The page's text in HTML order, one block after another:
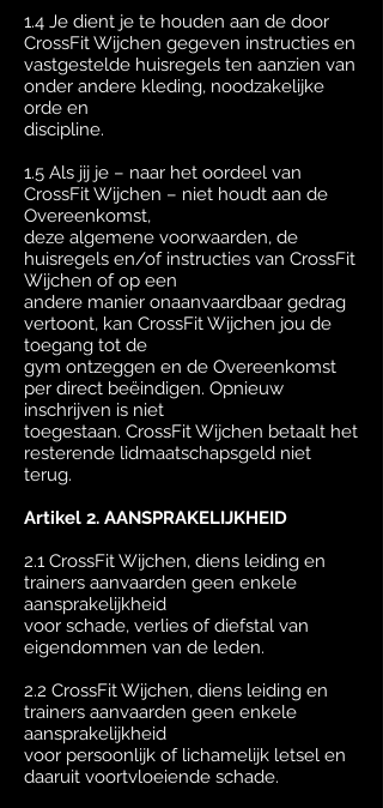
1.4 Je dient je te houden aan de door
CrossFit Wijchen gegeven instructies en
vastgestelde huisregels ten aanzien van
onder andere kleding, noodzakelijke
orde en
discipline.
1.5 Als jij je – naar het oordeel van
CrossFit Wijchen – niet houdt aan de
Overeenkomst,
deze algemene voorwaarden, de
huisregels en/of instructies van CrossFit
Wijchen of op een
andere manier onaanvaardbaar gedrag
vertoont, kan CrossFit Wijchen jou de
toegang tot de
gym ontzeggen en de Overeenkomst
per direct beëindigen. Opnieuw
inschrijven is niet
toegestaan. CrossFit Wijchen betaalt het
resterende lidmaatschapsgeld niet
terug.
Artikel 2. AANSPRAKELIJKHEID
2.1 CrossFit Wijchen, diens leiding en
trainers aanvaarden geen enkele
aansprakelijkheid
voor schade, verlies of diefstal van
eigendommen van de leden.
2.2 CrossFit Wijchen, diens leiding en
trainers aanvaarden geen enkele
aansprakelijkheid
voor persoonlijk of lichamelijk letsel en
daaruit voortvloeiende schade.